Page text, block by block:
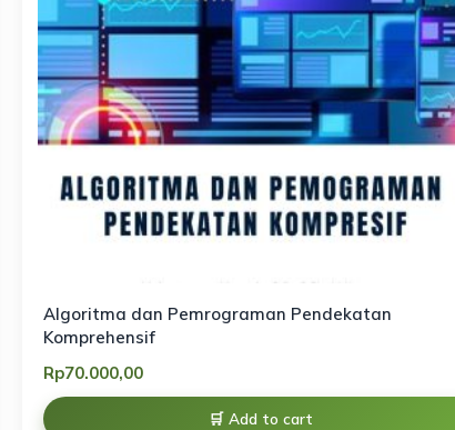
Algoritma dan Pemrograman Pendekatan
Komprehensif
Rp70.000,00
Add to cart